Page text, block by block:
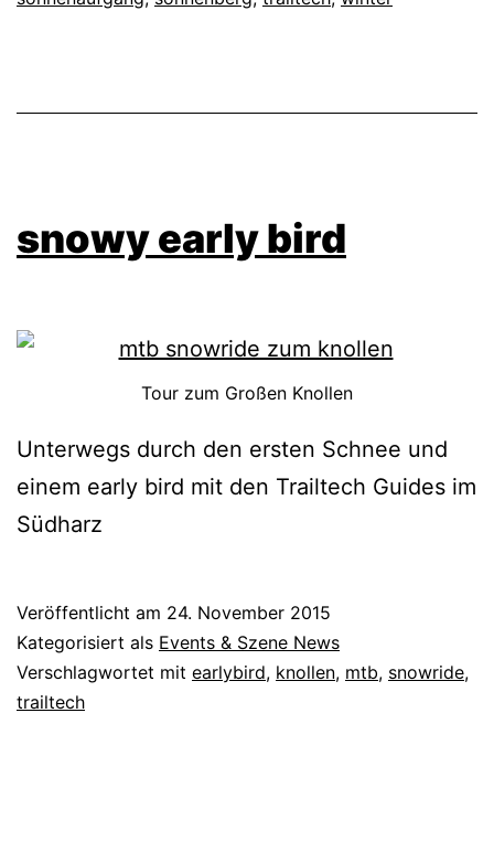
snowy early bird
Tour zum Großen Knollen
Unterwegs durch den ersten Schnee und
einem early bird mit den Trailtech Guides im
Südharz
Veröffentlicht am 24. November 2015
Kategorisiert als Events & Szene News
Verschlagwortet mit earlybird, knollen, mtb, snowride,
trailtech